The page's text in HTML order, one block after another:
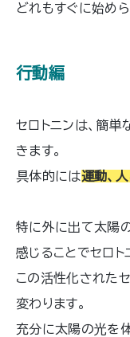
どれもすぐに始め
行動編
セロトニンは、簡
きます。
具体的には運動、
特に外に出て太陽
感じることでセロト
この活性化された
変わります。
充分に太陽の光を